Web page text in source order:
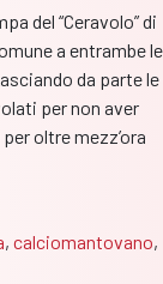
del “Ceravolo” di
a entrambe le
da parte le
per non aver
oltre mezz’ora
, calciomantovano,